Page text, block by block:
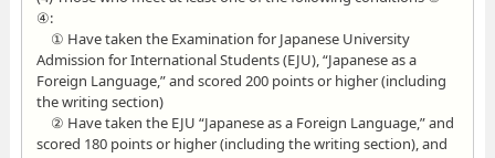
④:
① Have taken the Examination for Japanese University
Admission for International Students (EJU), “Japanese as a
Foreign Language,” and scored 200 points or higher (including
the writing section)
② Have taken the EJU “Japanese as a Foreign Language,” and
scored 180 points or higher (including the writing section), and